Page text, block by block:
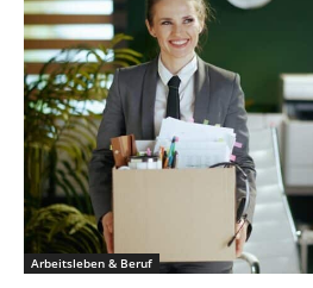
Arbeitsleben & Beruf